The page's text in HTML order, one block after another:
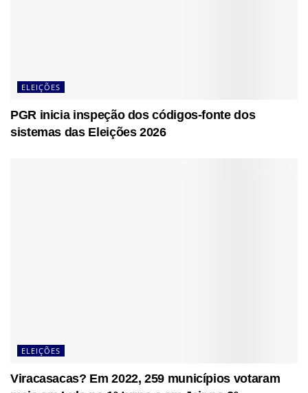
ELEIÇÕES
PGR inicia inspeção dos códigos-fonte dos
sistemas das Eleições 2026
ELEIÇÕES
Viracasacas? Em 2022, 259 municípios votaram